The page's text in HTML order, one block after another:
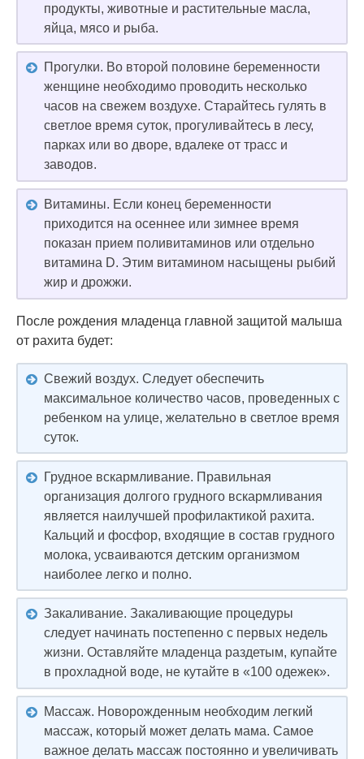
продукты, животные и растительные масла,
яйца, мясо и рыба.
Прогулки. Во второй половине беременности
женщине необходимо проводить несколько
часов на свежем воздухе. Старайтесь гулять в
светлое время суток, прогуливайтесь в лесу,
парках или во дворе, вдалеке от трасс и
заводов.
Витамины. Если конец беременности
приходится на осеннее или зимнее время
показан прием поливитаминов или отдельно
витамина D. Этим витамином насыщены рыбий
жир и дрожжи.
После рождения младенца главной защитой малыша
от рахита будет:
Свежий воздух. Следует обеспечить
максимальное количество часов, проведенных с
ребенком на улице, желательно в светлое время
суток.
Грудное вскармливание. Правильная
организация долгого грудного вскармливания
является наилучшей профилактикой рахита.
Кальций и фосфор, входящие в состав грудного
молока, усваиваются детским организмом
наиболее легко и полно.
Закаливание. Закаливающие процедуры
следует начинать постепенно с первых недель
жизни. Оставляйте младенца раздетым, купайте
в прохладной воде, не кутайте в «100 одежек».
Массаж. Новорожденным необходим легкий
массаж, который может делать мама. Самое
важное делать массаж постоянно и увеличивать